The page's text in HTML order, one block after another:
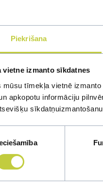
Piekrišana
vietne izmanto sīkdatnes
mūsu tīmekļa vietnē
apkopotu informāciju
uz jebkuru Jūsu